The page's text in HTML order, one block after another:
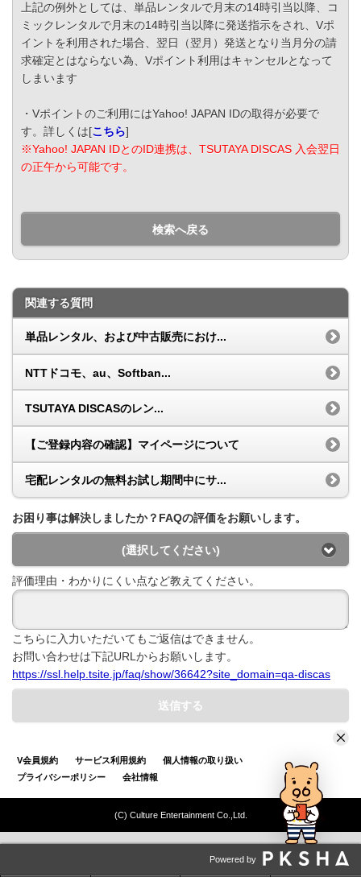
上記の例外としては、単品レンタルで月末の14時引当以降、コ
ミックレンタルで月末の14時引当以降に発送指示をされ、Vポ
イントを利用された場合、翌日（翌月）発送となり当月分の請
求確定とはならない為、Vポイント利用はキャンセルとなって
しまいます
・Vポイントのご利用にはYahoo! JAPAN IDの取得が必要で
す。詳しくは[こちら]
※Yahoo! JAPAN IDとのID連携は、TSUTAYA DISCAS 入会翌日
の正午から可能です。
検索へ戻る
関連する質問
単品レンタル、および中古販売におけ...
NTTドコモ、au、Softban...
TSUTAYA DISCASのレン...
【ご登録内容の確認】マイページについて
宅配レンタルの無料お試し期間中にサ...
お困り事は解決しましたか？FAQの評価をお願いします。
(選択してください)
評価理由・わかりにくい点など教えてください。
こちらに入力いただいてもご返信はできません。
お問い合わせは下記URLからお願いします。
https://ssl.help.tsite.jp/faq/show/36642?site_domain=qa-discas
送信する
V会員規約 サービス利用規約
個人情報の取り扱い
プライバシーポリシー
会社情報
(C) Culture Entertainment Co.,Ltd.
Powered by